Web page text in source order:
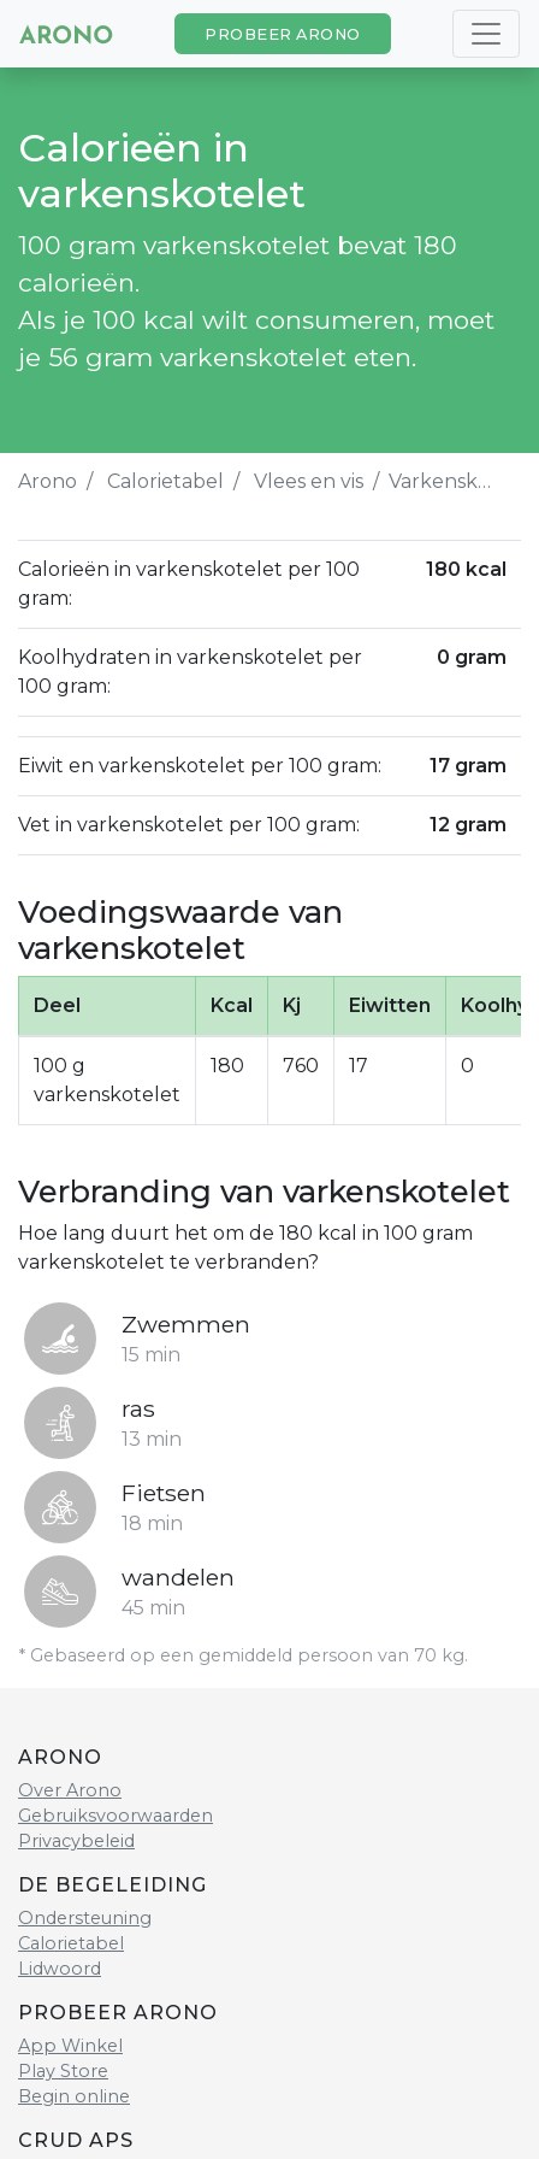
PROBEER ARONO
Calorieën in
varkenskotelet
100 gram varkenskotelet bevat 180
calorieën.
Als je 100 kcal wilt consumeren, moet
je 56 gram varkenskotelet eten.
Arono Calorietabel Vlees en vis Varkenskotelet
Calorieën in varkenskotelet per 100
gram:
180 kcal
Koolhydraten in varkenskotelet per
100 gram:
0 gram
Eiwit en varkenskotelet per 100 gram: 17 gram
Vet in varkenskotelet per 100 gram: 12 gram
Voedingswaarde van
varkenskotelet
Deel Kcal Kj Eiwitten
100 g
varkenskotelet
180 760 17 0
Verbranding van varkenskotelet
Hoe lang duurt het om de 180 kcal in 100 gram
varkenskotelet te verbranden?
Zwemmen
15 min
ras
13 min
Fietsen
18 min
wandelen
45 min
* Gebaseerd op een gemiddeld persoon van 70 kg.
ARONO
Over Arono
Gebruiksvoorwaarden
Privacybeleid
DE BEGELEIDING
Ondersteuning
Calorietabel
Lidwoord
PROBEER ARONO
App Winkel
Play Store
Begin online
CRUD APS